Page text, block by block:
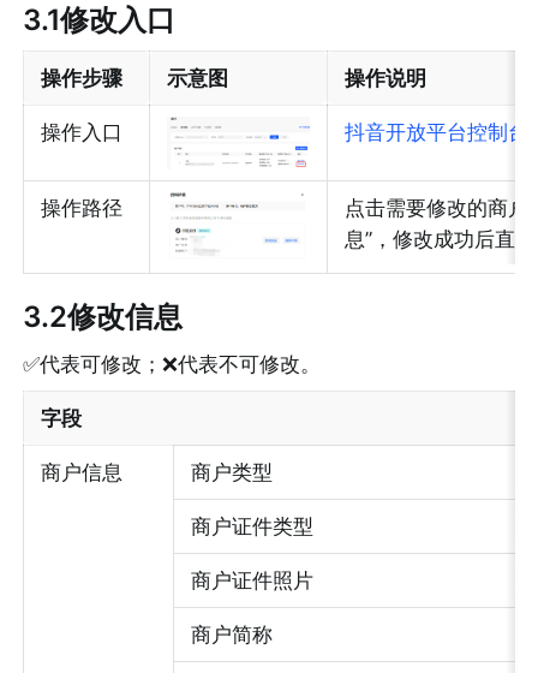
3.1修改入口
操作步骤 示意图 操作说明
操作入口 抖音开放平台控制台
操作路径
点击需要修改的商户
息”，修改成功后直
3.2修改信息
✅代表可修改；❌代表不可修改。
字段
商户信息 商户类型
商户证件类型
商户证件照片
商户简称